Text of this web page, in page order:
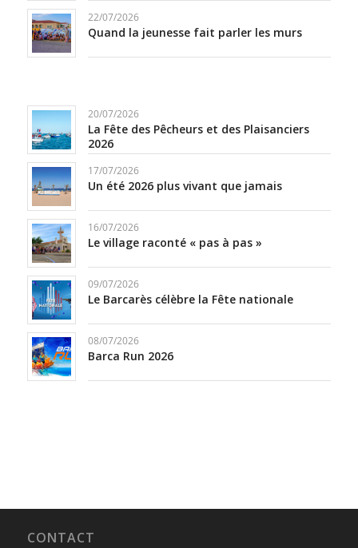
22/07/2026
Quand la jeunesse fait parler les murs
20/07/2026
La Fête des Pêcheurs et des Plaisanciers
2026
17/07/2026
Un été 2026 plus vivant que jamais
16/07/2026
Le village raconté « pas à pas »
09/07/2026
Le Barcarès célèbre la Fête nationale
08/07/2026
Barca Run 2026
CONTACT